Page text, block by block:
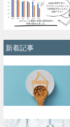
新着記事